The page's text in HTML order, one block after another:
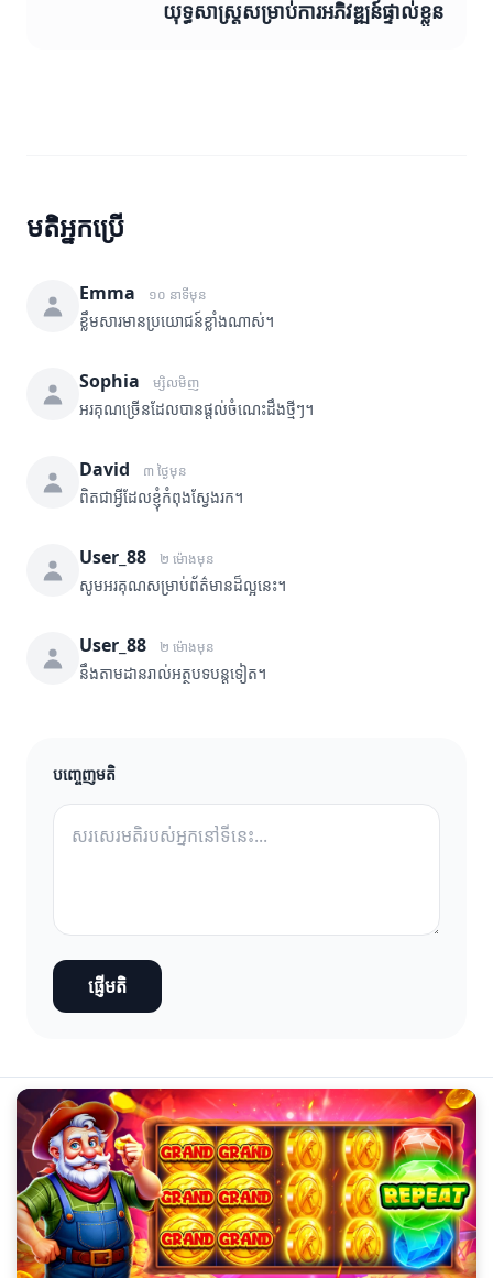
យុទ្ធសាស្ត្រសម្រាប់ការអភិវឌ្ឍន៍ផ្ទាល់ខ្លួន
មតិអ្នកប្រើ
Emma ១០ នាទីមុន
ខ្លឹមសារមានប្រយោជន៍ខ្លាំងណាស់។
Sophia ម្សិលមិញ
អរគុណច្រើនដែលបានផ្តល់ចំណេះដឹងថ្មីៗ។
David ៣ ថ្ងៃមុន
ពិតជាអ្វីដែលខ្ញុំកំពុងស្វែងរក។
User_88 ២ ម៉ោងមុន
សូមអរគុណសម្រាប់ព័ត៌មានដ៏ល្អនេះ។
User_88 ២ ម៉ោងមុន
នឹងតាមដានរាល់អត្ថបទបន្តទៀត។
បញ្ចេញមតិ
ផ្ញើមតិ